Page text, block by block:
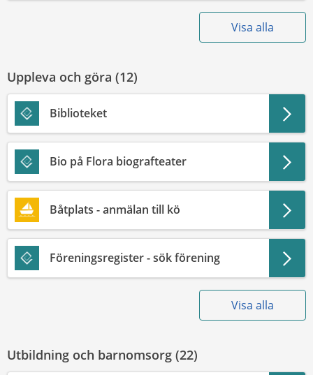
Visa alla
Uppleva och göra (12)
Biblioteket
Bio på Flora biografteater
Båtplats - anmälan till kö
Föreningsregister - sök förening
Visa alla
Utbildning och barnomsorg (22)